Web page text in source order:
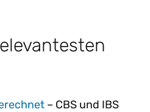
– CBS und IBS